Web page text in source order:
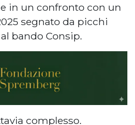
in un confronto con un
segnato da picchi
bando Consip.
complesso.